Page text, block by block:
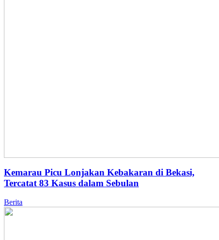
Kemarau Picu Lonjakan Kebakaran di Bekasi,
Tercatat 83 Kasus dalam Sebulan
Berita